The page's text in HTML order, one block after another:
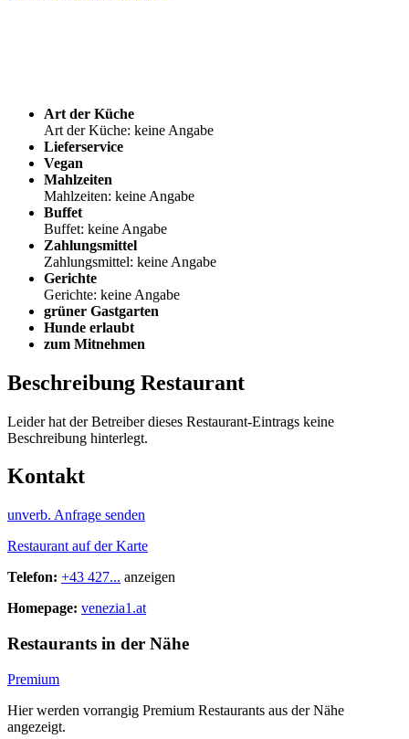
Art der Küche
Art der Küche: keine Angabe
Lieferservice
Vegan
Mahlzeiten
Mahlzeiten: keine Angabe
Buffet
Buffet: keine Angabe
Zahlungsmittel
Zahlungsmittel: keine Angabe
Gerichte
Gerichte: keine Angabe
grüner Gastgarten
Hunde erlaubt
zum Mitnehmen
Beschreibung Restaurant
Leider hat der Betreiber dieses Restaurant-Eintrags keine
Beschreibung hinterlegt.
Kontakt
unverb. Anfrage senden
Restaurant auf der Karte
Telefon: +43 427... anzeigen
Homepage: venezia1.at
Restaurants in der Nähe
Premium
Hier werden vorrangig Premium Restaurants aus der Nähe
angezeigt.